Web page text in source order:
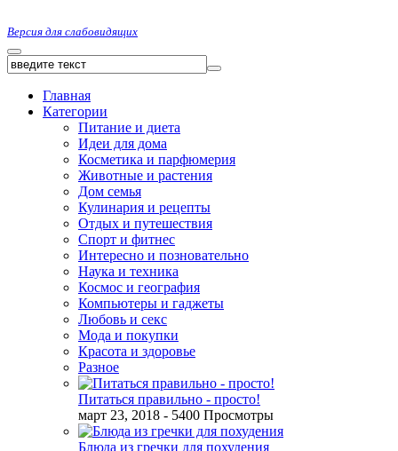
Версия для слабовидящих
Главная
Категории
Питание и диета
Идеи для дома
Косметика и парфюмерия
Животные и растения
Дом семья
Кулинария и рецепты
Отдых и путешествия
Спорт и фитнес
Интересно и позновательно
Наука и техника
Космос и география
Компьютеры и гаджеты
Любовь и секс
Мода и покупки
Красота и здоровье
Разное
Питаться правильно - просто!
март 23, 2018 - 5400 Просмотры
Блюда из гречки для похудения